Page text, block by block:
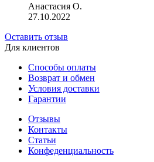
Анастасия О.
27.10.2022
Оставить отзыв
Для клиентов
Способы оплаты
Возврат и обмен
Условия доставки
Гарантии
Отзывы
Контакты
Статьи
Конфеденциальность